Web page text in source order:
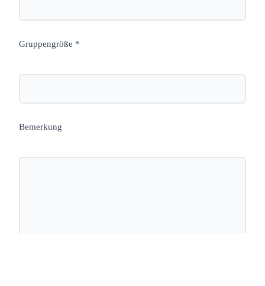
Gruppengröße *
Bemerkung